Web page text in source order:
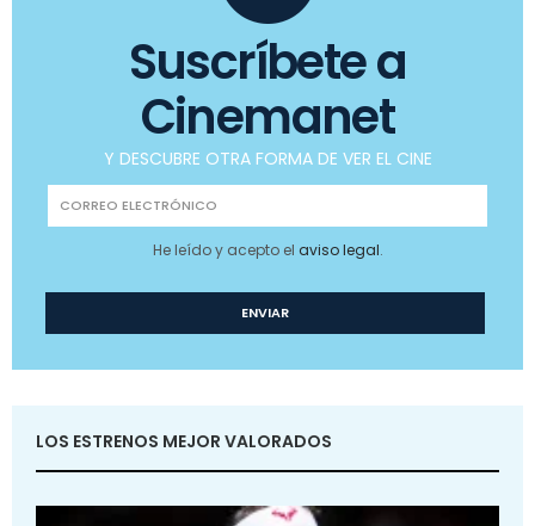
Suscríbete a
Cinemanet
Y DESCUBRE OTRA FORMA DE VER EL CINE
He leído y acepto el aviso legal.
LOS ESTRENOS MEJOR VALORADOS